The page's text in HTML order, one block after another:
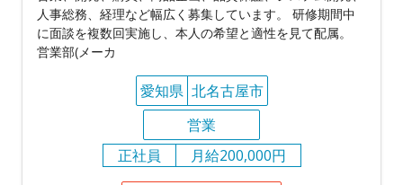
人事総務、経理など幅広く募集しています。 研修期間中
に面談を複数回実施し、本人の希望と適性を見て配属。
営業部(メーカ
愛知県 北名古屋市
営業
正社員
月給200,000円